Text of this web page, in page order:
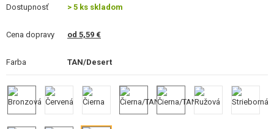
MASKOVANIE, FARBY, PÁSKY
VYSIELAČKY, HEADSETY, KAMERY
DOPLNKY K ZBRANIAM, POPRUHY
NÁHRADNÉ DIELY ZBRANÍ, UPGRADE
SERVIS A ÚDRŽBA ZBRANÍ
Dostupnosť
> 5 ks skladom
Cena dopravy od 5,59 €
Farba TAN/Desert